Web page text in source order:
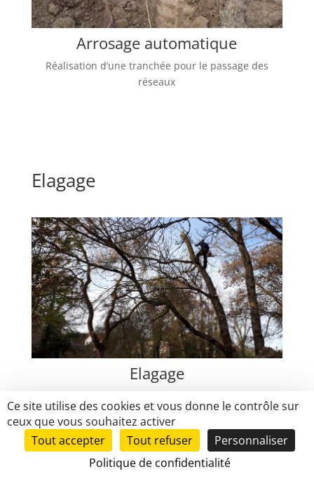
Arrosage automatique
Réalisation d’une tranchée pour le passage des
réseaux
Elagage
Elagage
Ce site utilise des cookies et vous donne le contrôle sur
ceux que vous souhaitez activer
Tout accepter
Tout refuser
Personnaliser
Politique de confidentialité